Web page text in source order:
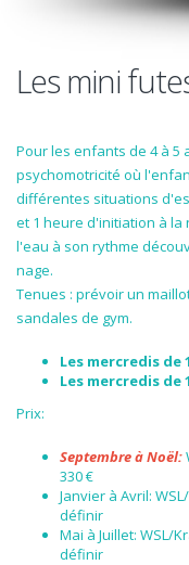
Les mini
Pour les enfants de 4 à 5
psychomotricité où
différentes situations
et 1 heure d'initiation à
l'eau à son rythme
nage.
Tenues : prévoir un
sandales de gym.
Les mercredis de
Les mercredis de
Prix:
Septembre à Noël:
330 €
Janvier à Avril:
définir
Mai à Juillet: WSL/
définir